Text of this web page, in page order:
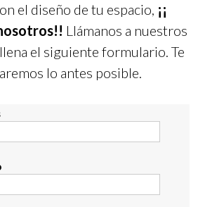
el diseño de tu espacio, ¡¡
Llámanos a nuestros
el siguiente formulario. Te
lo antes posible.